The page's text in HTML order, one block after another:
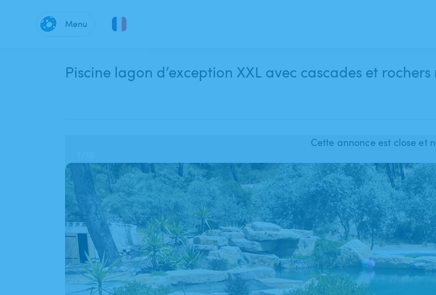
Menu
Piscine lagon d’exception XXL avec cascades et
Cette annonce est close et